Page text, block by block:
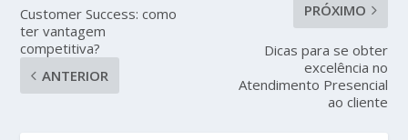
Customer Success: como
ter vantagem
competitiva?
ANTERIOR
PRÓXIMO
Dicas para se obter
excelência no
Atendimento Presencial
ao cliente